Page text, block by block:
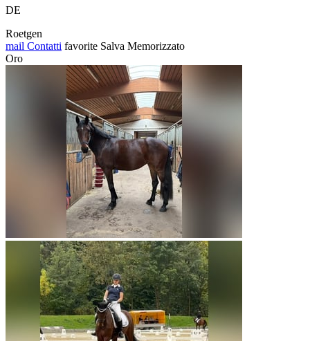
DE
Roetgen
mail Contatti favorite Salva Memorizzato
Oro